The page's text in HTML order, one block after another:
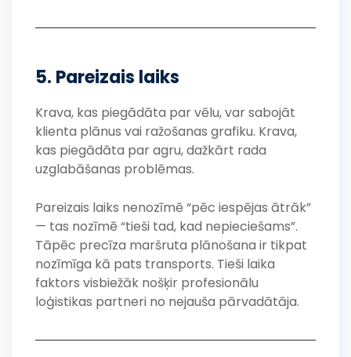
5. Pareizais laiks
Krava, kas piegādāta par vēlu, var sabojāt
klienta plānus vai ražošanas grafiku. Krava,
kas piegādāta par agru, dažkārt rada
uzglabāšanas problēmas.
Pareizais laiks nenozīmē “pēc iespējas ātrāk”
— tas nozīmē “tieši tad, kad nepieciešams”.
Tāpēc precīza maršruta plānošana ir tikpat
nozīmīga kā pats transports. Tieši laika
faktors visbiežāk nošķir profesionālu
loģistikas partneri no nejauša pārvadātāja.